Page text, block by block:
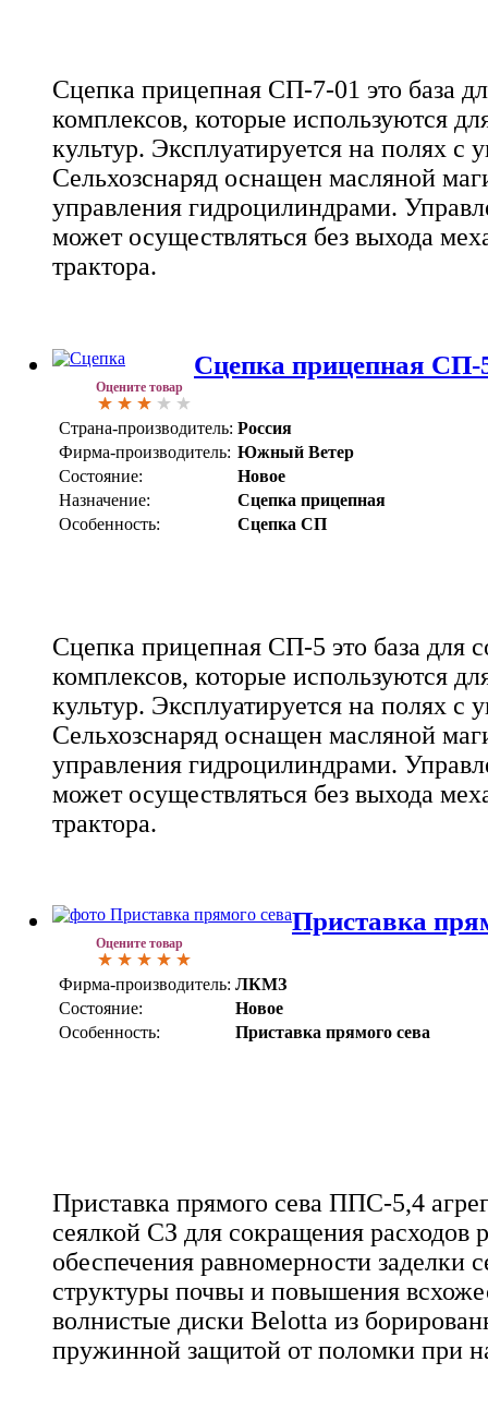
Сцепка прицепная СП-7-01 это база
комплексов, которые используются
культур. Эксплуатируется на полях с
Сельхозснаряд оснащен масляной
управления гидроцилиндрами.
может осуществляться без выхода
трактора.
Оцените товар
Сцепка прицепная СП-
Страна-производитель: Россия
Фирма-производитель: Южный Ветер
Состояние:
Новое
Назначение:
Сцепка прицепная
Особенность:
Сцепка СП
Сцепка прицепная СП-5 это база для
комплексов, которые используются
культур. Эксплуатируется на полях с
Сельхозснаряд оснащен масляной
управления гидроцилиндрами.
может осуществляться без выхода
трактора.
Оцените товар
Приставка
Фирма-производитель: ЛКМЗ
Состояние:
Новое
Особенность:
Приставка прямого сева
Приставка прямого сева ППС-5,4
сеялкой СЗ для сокращения расходов
обеспечения равномерности заделки
структуры почвы и повышения
волнистые диски Belotta из
пружинной защитой от поломки при